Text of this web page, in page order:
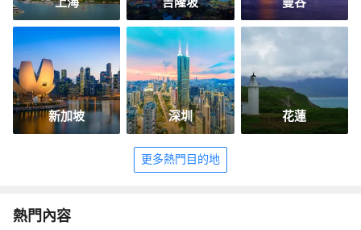
新加坡 深圳 花蓮
更多熱門目的地
熱門內容